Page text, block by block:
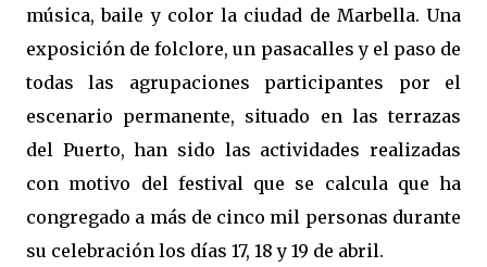
música, baile y color la ciudad de Marbella. Una
exposición de folclore, un pasacalles y el paso de
todas las agrupaciones participantes por el
escenario permanente, situado en las terrazas
del Puerto, han sido las actividades realizadas
con motivo del festival que se calcula que ha
congregado a más de cinco mil personas durante
su celebración los días 17, 18 y 19 de abril.